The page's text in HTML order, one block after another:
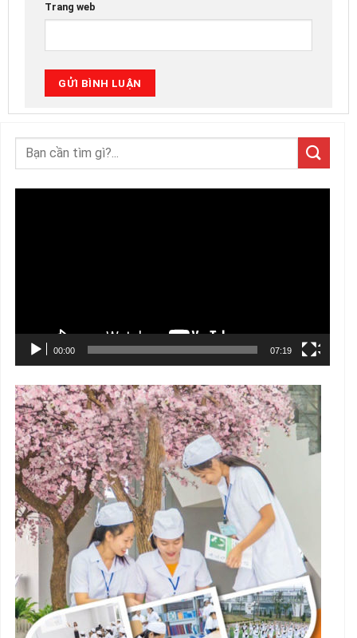
Trang web
00:00 07:19